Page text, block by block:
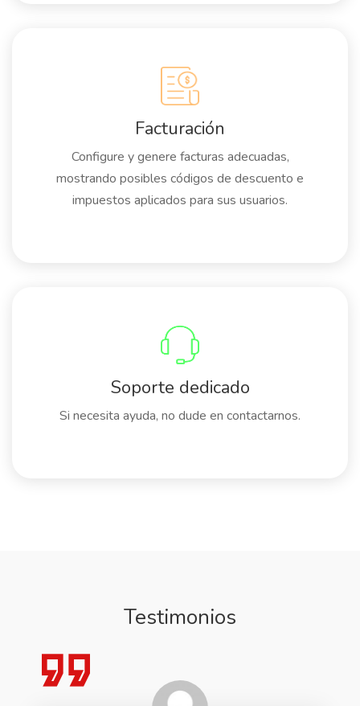
Facturación
Configure y genere facturas adecuadas,
mostrando posibles códigos de descuento e
impuestos aplicados para sus usuarios.
Soporte dedicado
Si necesita ayuda, no dude en contactarnos.
Testimonios